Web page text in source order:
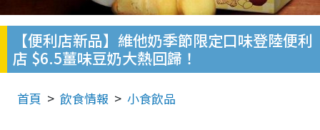
【便利店新品】維他奶季節限定口味登陸便利
店 $6.5薑味豆奶大熱回歸！
首頁 飲食情報 小食飲品